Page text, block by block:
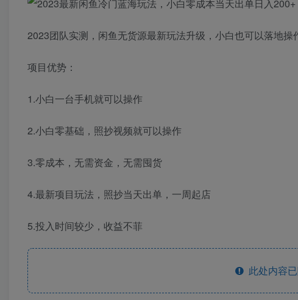
2023团队实测，闲鱼无货源最新玩法升级，小白也可以落地操
项目优势：
1.小白一台手机就可以操作
2.小白零基础，照抄视频就可以操作
3.零成本，无需资金，无需囤货
4.最新项目玩法，照抄当天出单，一周起店
5.投入时间较少，收益不菲
此处内容